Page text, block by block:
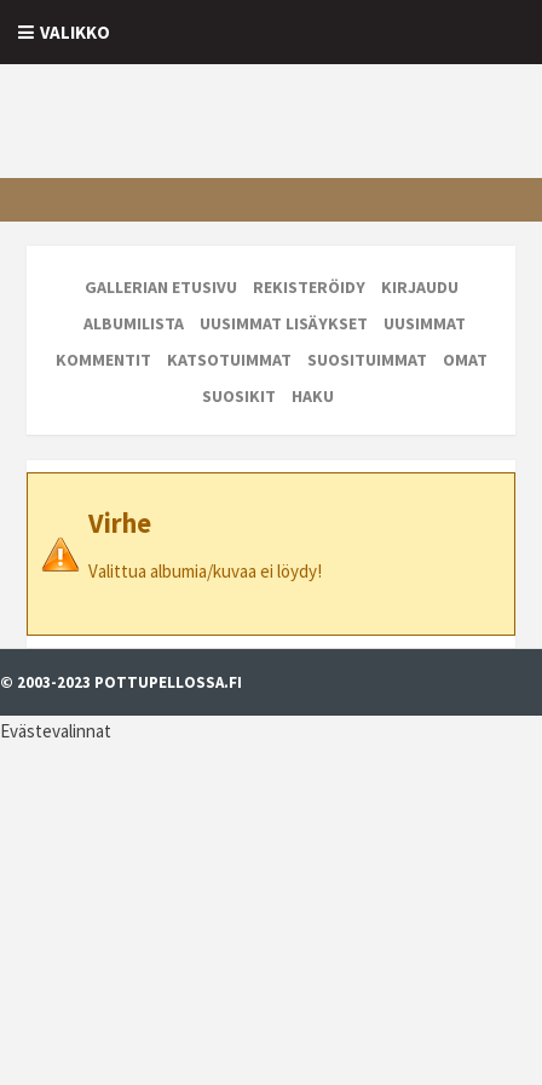
VALIKKO
GALLERIAN ETUSIVU REKISTERÖIDY
KIRJAUDU
ALBUMILISTA
UUSIMMAT LISÄYKSET
UUSIMMAT
KOMMENTIT
KATSOTUIMMAT SUOSITUIMMAT
OMAT
SUOSIKIT
HAKU
Virhe
Valittua albumia/kuvaa ei löydy!
© 2003-2023 POTTUPELLOSSA.FI
Evästevalinnat